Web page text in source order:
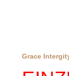
Grace